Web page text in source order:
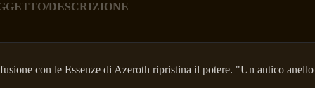
DESCRIZIONE
con le Essenze di Azeroth ripristina il potere. "Un antico